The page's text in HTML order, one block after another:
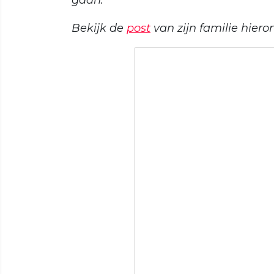
Bekijk de post van zijn familie